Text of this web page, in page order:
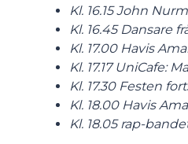
Kl. 16.15 John
Kl. 16.45 Dansare
Kl. 17.00 Havis
Kl. 17.17 UniCafe:
Kl. 17.30 Festen
Kl. 18.00 Havis
Kl. 18.05 rap-